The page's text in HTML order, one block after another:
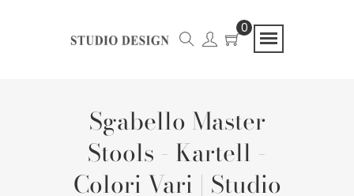
0
Sgabello Master
Stools - Kartell -
Colori Vari | Studio